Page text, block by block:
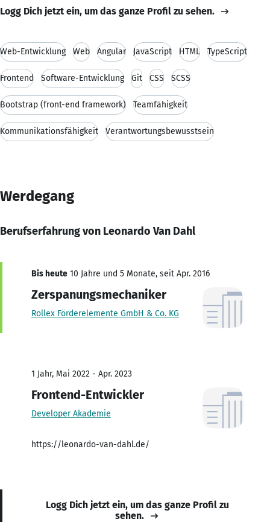
Logg Dich jetzt ein, um das ganze Profil zu sehen.
Web-Entwicklung Web Angular JavaScript HTML TypeScript
Frontend Software-Entwicklung Git CSS SCSS
Bootstrap (front-end framework) Teamfähigkeit
Kommunikationsfähigkeit Verantwortungsbewusstsein
Werdegang
Berufserfahrung von Leonardo Van Dahl
Bis heute 10 Jahre und 5 Monate, seit Apr. 2016
Zerspanungsmechaniker
Rollex Förderelemente GmbH & Co. KG
1 Jahr, Mai 2022 - Apr. 2023
Frontend-Entwickler
Developer Akademie
https://leonardo-van-dahl.de/
Logg Dich jetzt ein, um das ganze Profil zu
sehen.